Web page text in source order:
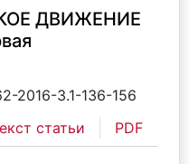
ДВИЖЕНИЕ
2016-3.1-136-156
статьи PDF